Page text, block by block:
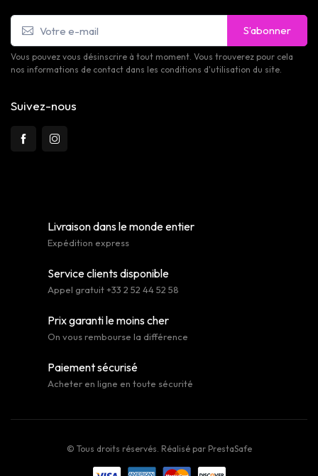
S’abonner
Vous pouvez vous désinscrire à tout moment. Vous trouverez pour cela
nos informations de contact dans les conditions d'utilisation du site.
Suivez-nous
Livraison dans le monde entier
Expédition express
Service clients disponible
Appel gratuit +33 2 52 44 52 58
Prix garanti le moins cher
On vous rembourse la différence
Paiement sécurisé
Acheter en ligne en toute sécurité
© Tous droits réservés. Réalisé par PrestaSafe